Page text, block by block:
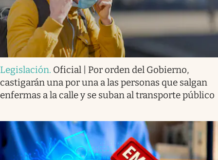
Legislación. Oficial | Por orden del Gobierno,
castigarán una por una a las personas que salgan
enfermas a la calle y se suban al transporte público